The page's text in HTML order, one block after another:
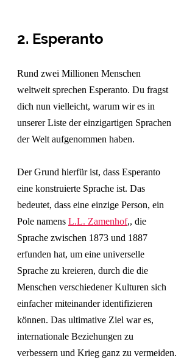
2. Esperanto
Rund zwei Millionen Menschen
weltweit sprechen Esperanto. Du fragst
dich nun vielleicht, warum wir es in
unserer Liste der einzigartigen Sprachen
der Welt aufgenommen haben.
Der Grund hierfür ist, dass Esperanto
eine konstruierte Sprache ist. Das
bedeutet, dass eine einzige Person, ein
Pole namens L.L. Zamenhof,, die
Sprache zwischen 1873 und 1887
erfunden hat, um eine universelle
Sprache zu kreieren, durch die die
Menschen verschiedener Kulturen sich
einfacher miteinander identifizieren
können. Das ultimative Ziel war es,
internationale Beziehungen zu
verbessern und Krieg ganz zu vermeiden.